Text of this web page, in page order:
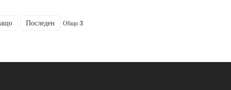
Последен Общо 3